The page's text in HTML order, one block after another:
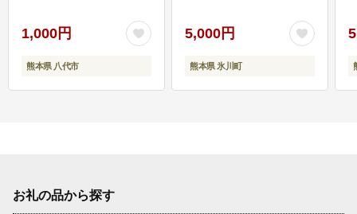
1,000円
熊本県 八代市
5,000円
熊本県 氷川町
お礼の品から探す